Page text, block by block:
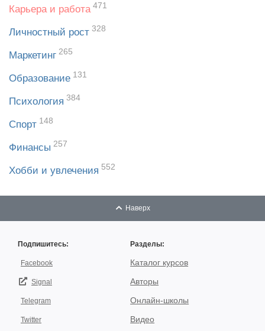
Карьера и работа 471
Личностный рост 328
Маркетинг 265
Образование 131
Психология 384
Спорт 148
Финансы 257
Хобби и увлечения 552
Наверх
Подпишитесь:
Facebook
Signal
Telegram
Twitter
Разделы:
Каталог курсов
Авторы
Онлайн-школы
Видео